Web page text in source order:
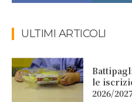
ULTIMI ARTICOLI
le
2026/